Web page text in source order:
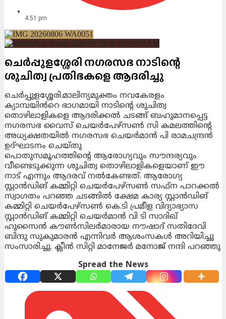
4:51 pm
ചെർപ്പുളശ്ശേരി നഗരസഭ നാടിന്റെ
ശുചിത്വ പ്രതിഭകളെ ആദരിച്ചു
ചെർപ്പുളശ്ശേരി.മാലിന്യമുക്തം നവകേരളം
ക്യാമ്പയിൻറെ ഭാഗമായി നാടിന്റെ ശുചിത്വ
തൊഴിലാളികളെ ആദരിക്കൽ ചടങ്ങ് ബഹുമാനപ്പെട്ട
നഗരസഭ വൈസ് ചെയർപേഴ്സൺ സി കമലത്തിന്റെ
അധ്യക്ഷതയിൽ നഗരസഭ ചെയർമാൻ പി രാമചന്ദ്രൻ
ഉദ്‌ഘാടനം ചെയ്തു
പൊതുസമൂഹത്തിന്റെ ആരോഗ്യവും സൗന്ദര്യവും
വീണ്ടെടുക്കുന്ന ശുചിത്വ തൊഴിലാളികളെയാണ് ഈ
നാട് എന്നും ആദരവ് നൽകേണ്ടത്. ആരോഗ്യ
സ്റ്റാൻഡിങ് കമ്മിറ്റി ചെയർപേഴ്സൺ സഫ്ന പാറക്കൽ
സ്വാഗതം പറഞ്ഞ ചടങ്ങിൽ ക്ഷേമ കാര്യ സ്റ്റാൻഡിങ്
കമ്മിറ്റി ചെയർപേഴ്സൺ കെ.ടി പ്രമീള വിദ്യാഭ്യാസ
സ്റ്റാൻഡിങ് കമ്മിറ്റി ചെയർമാൻ വി ടി സാദിഖ്
ഹുസൈൻ കൗൺസിലർമാരായ നൗഷാദ് സതിദേവി
ബിന്ദു സുകുമാരൻ എന്നിവർ ആശംസകൾ അറിയിച്ചു
സംസാരിച്ചു. ക്ലീൻ സിറ്റി മാനേജർ മനോജ്‌ നന്ദി പറഞ്ഞു
Spread the News